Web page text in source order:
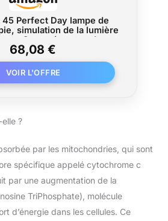
45 Perfect Day lampe de
simulation de la lumière
3 températures de
du jour avec Human
pour le lieu de travail
ou la maison
68,08 €
?
par les mitochondries, qui sont
spécifique appelé cytochrome c
par une augmentation de la
TriPhosphate), molécule
d’énergie dans les cellules. Ce